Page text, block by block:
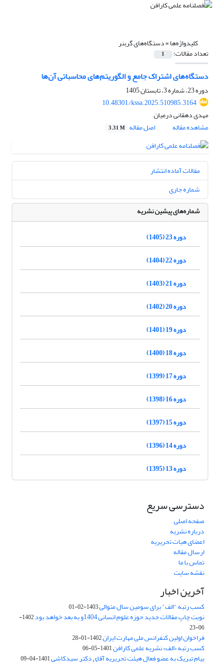
کلیدواژه‌ها =دستگاه‌های گربنر
تعداد مقالات: 1
دستگاه‌های اشتراک جامع و الگوریتم‌های محاسباتی آن‌ها
دوره 23، شماره 3، تابستان 1405
10.48301/kssa.2025.510985.3164
مهدی دهقانی درمیان
مشاهده مقاله
اصل مقاله 3.31 M
مقالات آماده انتشار
شماره جاری
شماره‌های پیشین نشریه
دوره 23 (1405)
دوره 22 (1404)
دوره 21 (1403)
دوره 20 (1402)
دوره 19 (1401)
دوره 18 (1400)
دوره 17 (1399)
دوره 16 (1398)
دوره 15 (1397)
دوره 14 (1396)
دوره 13 (1395)
دسترسی سریع
صفحه اصلی
درباره نشریه
اعضای هیات تحریریه
ارسال مقاله
تماس با ما
نقشه سایت
آخرین اخبار
کسب رتبه "الف" برای سومین سال متوالی1403-02-01
نوبت چاپ مقالات جدید حوزه علوم انسانی 1404و به بعد خواهد بود
1402-
06-23
فراخوان اولین کنفرانس ملی مهارت ایران1402-01-28
کسب رتبه «الف» نشریه علمی کارافن1401-05-06
پیام تبریک به عضو فعال هیئت تحریریه آقای دکتر سیدکاشی1401-04-09